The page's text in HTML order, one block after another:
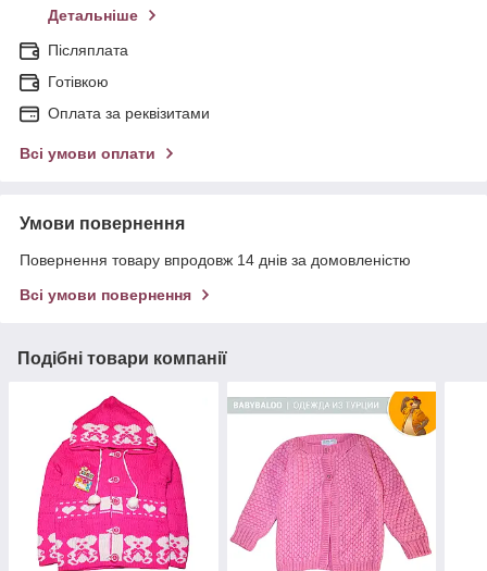
Детальніше
Післяплата
Готівкою
Оплата за реквізитами
Всі умови оплати
Умови повернення
Повернення товару впродовж 14 днів за домовленістю
Всі умови повернення
Подібні товари компанії